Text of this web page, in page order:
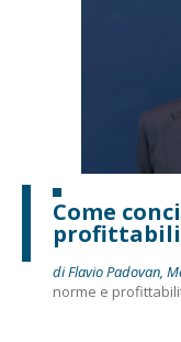
Come
di Flavio Padovan,
norme e